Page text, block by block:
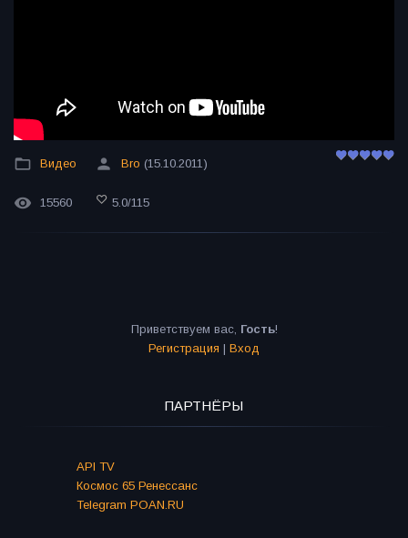
Видео Bro (15.10.2011)
15560 5.0/115
Приветствуем вас, Гость!
Регистрация | Вход
ПАРТНЁРЫ
API TV
Космос 65 Ренессанс
Telegram POAN.RU